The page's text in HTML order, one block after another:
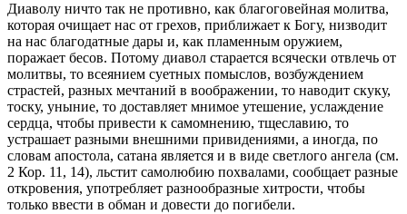
Диаволу ничто так не противно, как благоговейная молитва,
которая очищает нас от грехов, приближает к Богу, низводит
на нас благодатные дары и, как пламенным оружием,
поражает бесов. Потому диавол старается всячески отвлечь от
молитвы, то всеянием суетных помыслов, возбуждением
страстей, разных мечтаний в воображении, то наводит скуку,
тоску, уныние, то доставляет мнимое утешение, услаждение
сердца, чтобы привести к самомнению, тщеславию, то
устрашает разными внешними привидениями, а иногда, по
словам апостола, сатана является и в виде светлого ангела (см.
2 Кор. 11, 14), льстит самолюбию похвалами, сообщает разные
откровения, употребляет разнообразные хитрости, чтобы
только ввести в обман и довести до погибели.